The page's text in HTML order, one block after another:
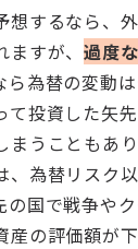
想するなら、
ますが、過度
ら為替の変動
て投資した矢
うこともあり
、為替リスク
の国で戦争や
産の評価額が